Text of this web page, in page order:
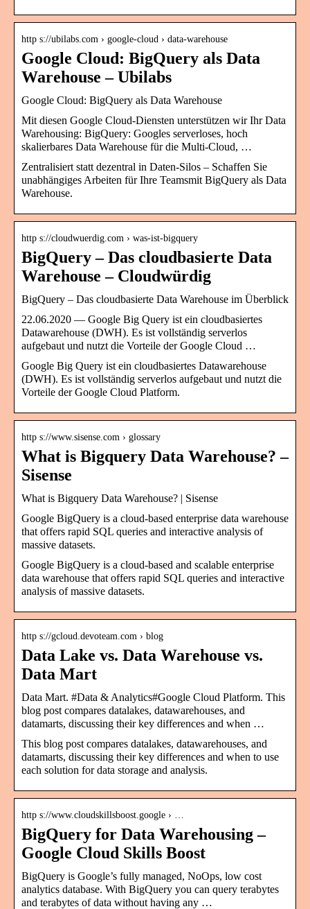
http s://ubilabs.com › google-cloud › data-warehouse
Google Cloud: BigQuery als Data
Warehouse – Ubilabs
Google Cloud: BigQuery als Data Warehouse
Mit diesen Google Cloud-Diensten unterstützen wir Ihr Data
Warehousing: BigQuery: Googles serverloses, hoch
skalierbares Data Warehouse für die Multi-Cloud, …
Zentralisiert statt dezentral in Daten-Silos – Schaffen Sie
unabhängiges Arbeiten für Ihre Teamsmit BigQuery als Data
Warehouse.
http s://cloudwuerdig.com › was-ist-bigquery
BigQuery – Das cloudbasierte Data
Warehouse – Cloudwürdig
BigQuery – Das cloudbasierte Data Warehouse im Überblick
22.06.2020 — Google Big Query ist ein cloudbasiertes
Datawarehouse (DWH). Es ist vollständig serverlos
aufgebaut und nutzt die Vorteile der Google Cloud …
Google Big Query ist ein cloudbasiertes Datawarehouse
(DWH). Es ist vollständig serverlos aufgebaut und nutzt die
Vorteile der Google Cloud Platform.
http s://www.sisense.com › glossary
What is Bigquery Data Warehouse? –
Sisense
What is Bigquery Data Warehouse? | Sisense
Google BigQuery is a cloud-based enterprise data warehouse
that offers rapid SQL queries and interactive analysis of
massive datasets.
Google BigQuery is a cloud-based and scalable enterprise
data warehouse that offers rapid SQL queries and interactive
analysis of massive datasets.
http s://gcloud.devoteam.com › blog
Data Lake vs. Data Warehouse vs.
Data Mart
Data Mart. #Data & Analytics#Google Cloud Platform. This
blog post compares datalakes, datawarehouses, and
datamarts, discussing their key differences and when …
This blog post compares datalakes, datawarehouses, and
datamarts, discussing their key differences and when to use
each solution for data storage and analysis.
http s://www.cloudskillsboost.google › …
BigQuery for Data Warehousing –
Google Cloud Skills Boost
BigQuery is Google’s fully managed, NoOps, low cost
analytics database. With BigQuery you can query terabytes
and terabytes of data without having any …